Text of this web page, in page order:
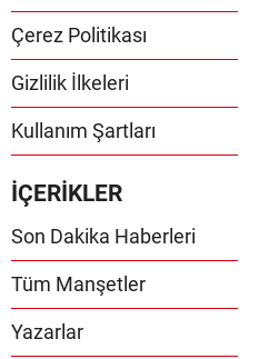
Çerez Politikası
Gizlilik İlkeleri
Kullanım Şartları
İÇERİKLER
Son Dakika Haberleri
Tüm Manşetler
Yazarlar